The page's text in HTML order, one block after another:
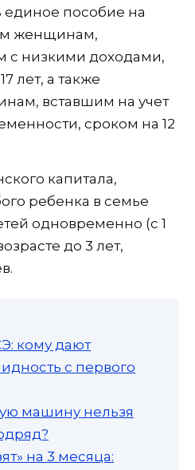
единое пособие на
женщинам,
с низкими доходами,
лет, а также
вставшим на учет
сроком на 12
капитала,
ребенка в семье
одновременно (с 1
до 3 лет,
кому дают
с первого
машину нельзя
на 3 месяца: